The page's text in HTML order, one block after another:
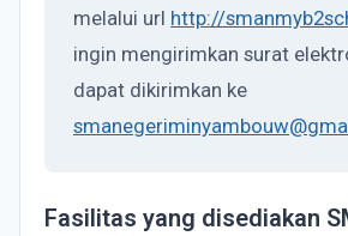
melalui url http://
ingin mengirimkan surat
dapat dikirimkan ke
Fasilitas yang disediakan